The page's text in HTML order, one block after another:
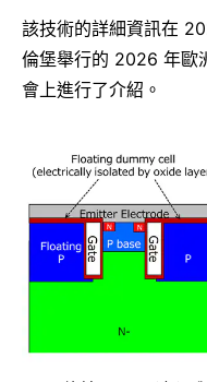
該技術的詳細資訊在
倫堡舉行的 2026 年歐
會上進行了介紹。